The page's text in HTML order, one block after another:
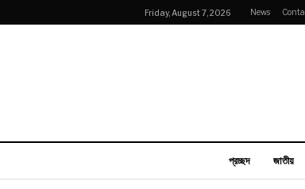
Friday, August 7, 2026 News
প্রচ্ছদ জাতীয়